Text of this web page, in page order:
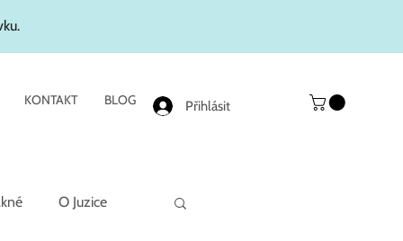
KONTAKT BLOG Přihlásit
O Juzice